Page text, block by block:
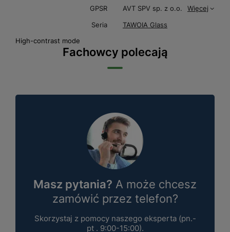
GPSR AVT SPV sp. z o.o.
Więcej
Seria
TAWOIA Glass
High-contrast mode
Fachowcy polecają
Masz pytania? A może chcesz
zamówić przez telefon?
Skorzystaj z pomocy naszego eksperta (pn.-
pt . 9:00-15:00).